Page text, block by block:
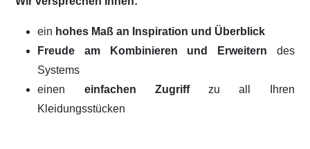
ein hohes Maß an Inspiration und Überblick
Freude am Kombinieren und Erweitern des
Systems
einen einfachen Zugriffzu all Ihren
Kleidungsstücken